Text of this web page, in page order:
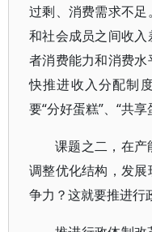
过剩、消费需求不
和社会成员之间收
者消费能力和消费
快推进收入分配制
要“分好蛋糕”、“共享
课题之二，在
调整优化结构，发
争力？这就要推进行